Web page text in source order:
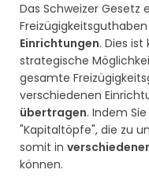
Das Schweizer Gesetz
Einrichtungen. Dies
strategische
gesamte
verschiedenen
übertragen. Indem
"Kapitaltöpfe", die zu
somit in
können.